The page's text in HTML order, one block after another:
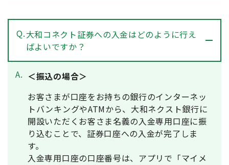
Q.大和コネクト証券への入金はどのように行え
ばよいですか？
A. ＜振込の場合＞
お客さまが口座をお持ちの銀行のインターネッ
トバンキングやATMから、大和ネクスト銀行に
開設いただくお客さま名義の入金専用口座に振
り込むことで、証券口座への入金が完了しま
す。
入金専用口座の口座番号は、アプリで「マイメ